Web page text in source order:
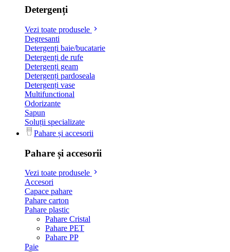
Detergenți
Vezi toate produsele
Degresanti
Detergenți baie/bucatarie
Detergenți de rufe
Detergenți geam
Detergenți pardoseala
Detergenți vase
Multifunctional
Odorizante
Sapun
Soluții specializate
Pahare și accesorii
Pahare și accesorii
Vezi toate produsele
Accesori
Capace pahare
Pahare carton
Pahare plastic
Pahare Cristal
Pahare PET
Pahare PP
Paie